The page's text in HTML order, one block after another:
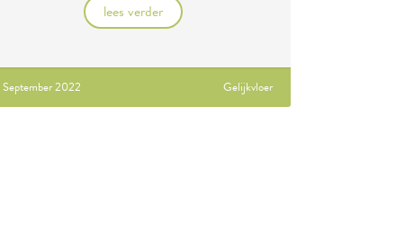
lees verder
2022 Gelijkvloer